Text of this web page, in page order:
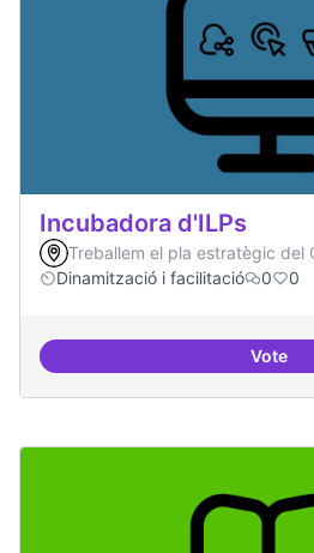
Incubadora d'ILPs
Treballem el pla estratègic del
Dinamització i facilitació
0 0
Vote